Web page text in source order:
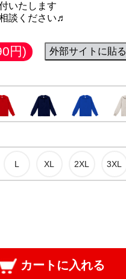
いたします
談ください♬
円) 外部サイトに貼る
カートに入れる